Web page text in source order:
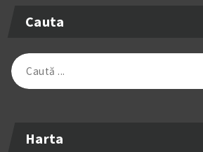
Cauta
Caută
după:
Harta